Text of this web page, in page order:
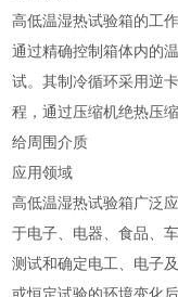
高低温湿热试验箱的工
通过精确控制箱体内的
试。其制冷循环采用逆
程，通过压缩机绝热压
给周围介质‌
应用领域
高低温湿热试验箱广泛
于电子、电器、食品、
测试和确定电工、电子